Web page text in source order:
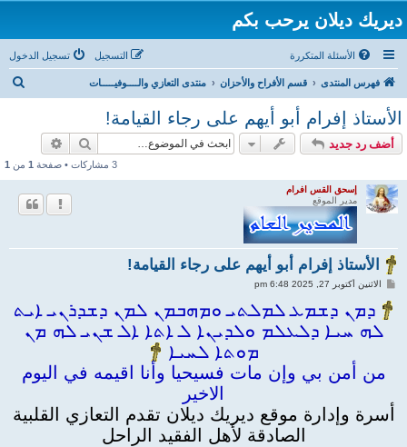
ديريك ديلان يرحب بكم
الأسئلة المتكررة تسجيل الدخول التسجيل
فهرس المنتدى قسم الأفراح والأحزان منتدى التعازي والــــوفيـــــات
الأستاذ إفرام أبو أيهم على رجاء القيامة!
أضف رد جديد بحث
3 مشاركات • صفحة 1 من 1
إسحق القس افرام
مدير الموقع
الأستاذ إفرام أبو أيهم على رجاء القيامة!
ا
ر
ة
الاثنين أكتوبر 27, 2025 6:48 pm
ܕܡܢ ܕܫܡܥ ܠܡܠܬܝ ܘܡܗܒܡܢ ܠܡܢ ܕܫܕܪܢܝ ܐܝܬ
ܠܗ ܚܝܐ ܕܠܥܠܡ ܘܠܕܝܢܐ ܠ ܐܬܐ ܐܠ ܫܢܝ ܠܗ ܡܢ
ܡܘܬܐ ܠܚܝܐ
من أمن بي وإن مات فسيحيا وأنا اقيمه في اليوم
الاخير
أسرة وإدارة موقع ديريك ديلان تقدم التعازي القلبية
الصادقة لأهل الفقيد الراحل